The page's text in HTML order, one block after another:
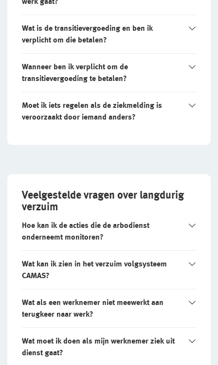
Wat is de transitievergoeding en ben ik
verplicht om die betalen?
Wanneer ben ik verplicht om de
transitievergoeding te betalen?
Moet ik iets regelen als de ziekmelding is
veroorzaakt door iemand anders?
Veelgestelde vragen over langdurig
verzuim
Hoe kan ik de acties die de arbodienst
onderneemt monitoren?
Wat kan ik zien in het verzuim volgsysteem
CAMAS?
Wat als een werknemer niet meewerkt aan
terugkeer naar werk?
Wat moet ik doen als mijn werknemer ziek uit
dienst gaat?